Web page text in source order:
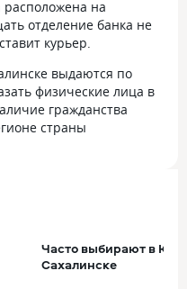
на
отделение банка не
курьер.
выдаются по
физические лица в
гражданства
страны
Часто выбирают в
Сахалинске